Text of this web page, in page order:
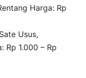
Harga: Rp
Usus,
Rp 1.000 – Rp